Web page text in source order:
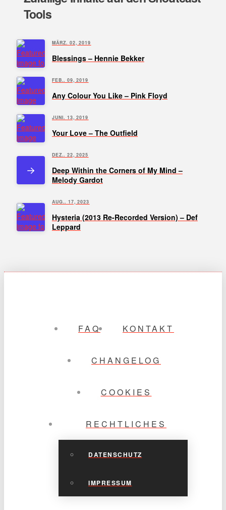
Tools
MÄRZ. 02, 2019
Blessings – Hennie Bekker
FEB.. 09, 2019
Any Colour You Like – Pink Floyd
JUNI. 13, 2019
Your Love – The Outfield
DEZ.. 22, 2025
Deep Within the Corners of My Mind –
Melody Gardot
AUG.. 17, 2023
Hysteria (2013 Re-Recorded Version) – Def
Leppard
FAQ KONTAKT
CHANGELOG
COOKIES
RECHTLICHES
DATENSCHUTZ
IMPRESSUM